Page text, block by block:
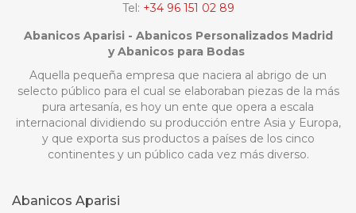
Tel: +34 96 151 02 89
Abanicos Aparisi - Abanicos Personalizados Madrid
y Abanicos para Bodas
Aquella pequeña empresa que naciera al abrigo de un
selecto público para el cual se elaboraban piezas de la más
pura artesanía, es hoy un ente que opera a escala
internacional dividiendo su producción entre Asia y Europa,
y que exporta sus productos a países de los cinco
continentes y un público cada vez más diverso.
Abanicos Aparisi